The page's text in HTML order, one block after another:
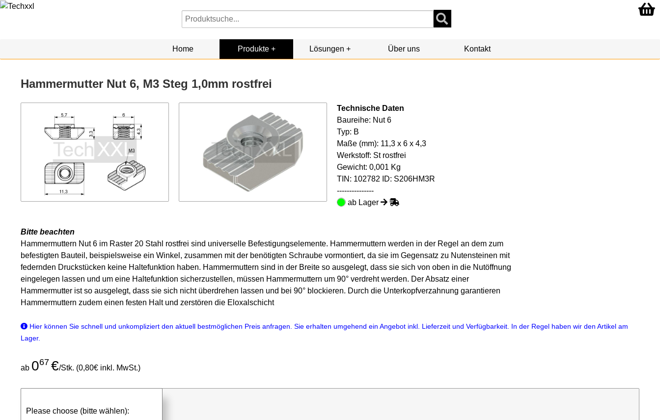
Home Produkte Lösungen Über uns Kontakt
Hammermutter Nut 6, M3 Steg 1,0mm rostfrei
Technische Daten
Baureihe: Nut 6
Typ: B
Maße (mm): 11,3 x 6 x 4,3
Werkstoff: St rostfrei
Gewicht: 0,001 Kg
TIN: 102782 ID: S206HM3R
---------------
ab Lager
Bitte beachten
Hammermuttern Nut 6 im Raster 20 Stahl rostfrei sind universelle Befestigungselemente. Hammermuttern werden in der Regel an dem zum
befestigten Bauteil, beispielsweise ein Winkel, zusammen mit der benötigten Schraube vormontiert, da sie im Gegensatz zu Nutensteinen mit
federnden Druckstücken keine Haltefunktion haben. Hammermuttern sind in der Breite so ausgelegt, dass sie sich von oben in die Nutöffnung
eingelegen lassen und um eine Haltefunktion sicherzustellen, müssen Hammermuttern um 90° verdreht werden. Der Absatz einer
Hammermutter ist so ausgelegt, dass sie sich nicht überdrehen lassen und bei 90° blockieren. Durch die Unterkopfverzahnung garantieren
Hammermuttern zudem einen festen Halt und zerstören die Eloxalschicht
Hier können Sie schnell und unkompliziert den aktuell bestmöglichen Preis anfragen. Sie erhalten umgehend ein Angebot inkl. Lieferzeit und Verfügbarkeit. In der Regel haben wir den Artikel am
Lager.
ab 067 €/Stk. (0,80€ inkl. MwSt.)
Please choose (bitte wählen):
⮮